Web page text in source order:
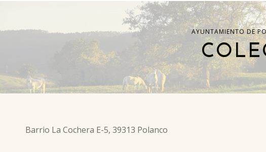
AYUNTAMIENTO DE
Barrio La Cochera E-5, 39313 Polanco